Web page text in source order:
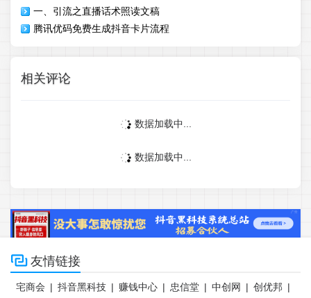
一、引流之直播话术照读文稿
腾讯优码免费生成抖音卡片流程
相关评论
数据加载中...
数据加载中...
 友情链接
宅商会 | 抖音黑科技 | 赚钱中心 | 忠信堂 | 中创网 | 创优邦 |